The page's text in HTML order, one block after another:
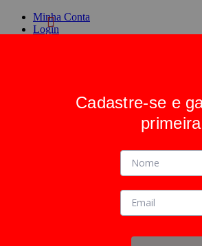
Minha Conta
Login
Cadastre-se e